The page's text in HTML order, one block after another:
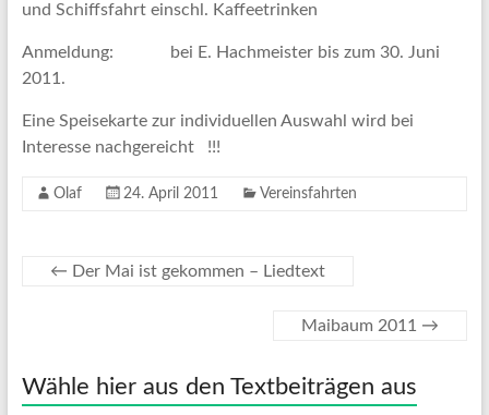
und Schiffsfahrt einschl. Kaffeetrinken
Anmeldung: bei E. Hachmeister bis zum 30. Juni
2011.
Eine Speisekarte zur individuellen Auswahl wird bei
Interesse nachgereicht !!!
Olaf 24. April 2011 Vereinsfahrten
← Der Mai ist gekommen – Liedtext
Maibaum 2011 →
Wähle hier aus den Textbeiträgen aus